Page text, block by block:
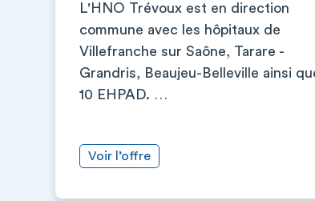
L'HNO Trévoux est en direction
commune avec les hôpitaux de
Villefranche sur Saône, Tarare -
Grandris, Beaujeu-Belleville ainsi
10 EHPAD. …
Voir l’offre